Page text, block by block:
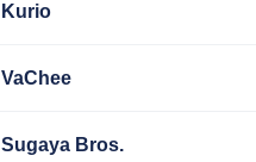
Kurio
VaChee
Sugaya Bros.